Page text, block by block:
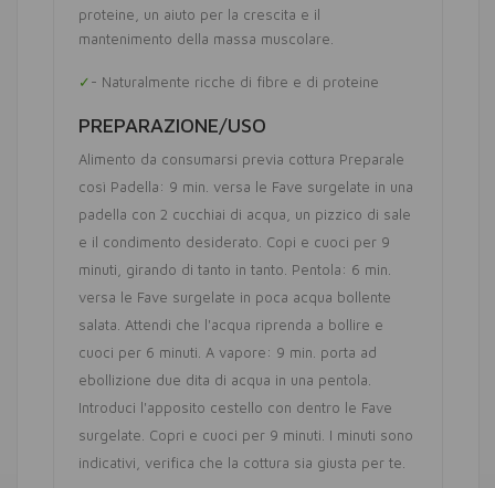
proteine, un aiuto per la crescita e il
mantenimento della massa muscolare.
- Naturalmente ricche di fibre e di proteine
PREPARAZIONE/USO
Alimento da consumarsi previa cottura Preparale
così Padella: 9 min. versa le Fave surgelate in una
padella con 2 cucchiai di acqua, un pizzico di sale
e il condimento desiderato. Copi e cuoci per 9
minuti, girando di tanto in tanto. Pentola: 6 min.
versa le Fave surgelate in poca acqua bollente
salata. Attendi che l'acqua riprenda a bollire e
cuoci per 6 minuti. A vapore: 9 min. porta ad
ebollizione due dita di acqua in una pentola.
Introduci l'apposito cestello con dentro le Fave
surgelate. Copri e cuoci per 9 minuti. I minuti sono
indicativi, verifica che la cottura sia giusta per te.